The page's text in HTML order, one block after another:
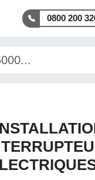
0800 200